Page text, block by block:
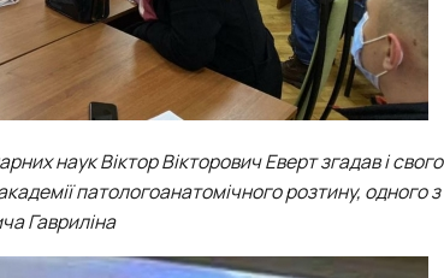
наук Віктор Вікторович Еверт згадав і
патологоанатомічного розтину, одного
Гавриліна